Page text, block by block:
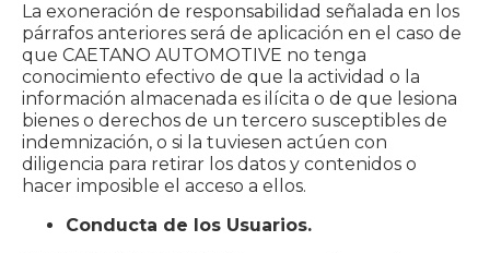
La exoneración de responsabilidad señalada en los
párrafos anteriores será de aplicación en el caso de
que CAETANO AUTOMOTIVE no tenga
conocimiento efectivo de que la actividad o la
información almacenada es ilícita o de que lesiona
bienes o derechos de un tercero susceptibles de
indemnización, o si la tuviesen actúen con
diligencia para retirar los datos y contenidos o
hacer imposible el acceso a ellos.
Conducta de los Usuarios.